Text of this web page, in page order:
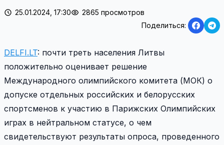
25.01.2024, 17:30
2865 просмотров
Поделиться:
DELFI.LT: почти треть населения Литвы
положительно оценивает решение
Международного олимпийского комитета (МОК) о
допуске отдельных российских и белорусских
спортсменов к участию в Парижских Олимпийских
играх в нейтральном статусе, о чем
свидетельствуют результаты опроса, проведенного